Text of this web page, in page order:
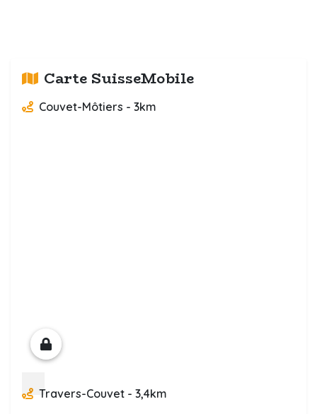
Carte SuisseMobile
Couvet-Môtiers - 3km
Travers-Couvet - 3,4km